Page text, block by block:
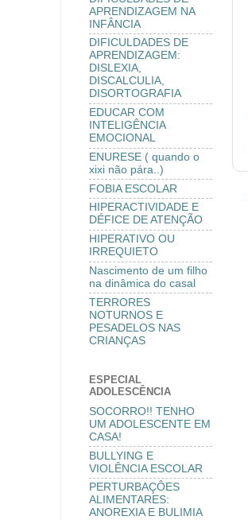
APRENDIZAGEM NA
INFÂNCIA
DIFICULDADES DE
APRENDIZAGEM:
DISLEXIA,
DISCALCULIA,
DISORTOGRAFIA
EDUCAR COM
INTELIGÊNCIA
EMOCIONAL
ENURESE ( quando o
xixi não pára..)
FOBIA ESCOLAR
HIPERACTIVIDADE E
DÉFICE DE ATENÇÃO
HIPERATIVO OU
IRREQUIETO
Nascimento de um filho
na dinâmica do casal
TERRORES
NOTURNOS E
PESADELOS NAS
CRIANÇAS
ESPECIAL
ADOLESCÊNCIA
SOCORRO!! TENHO
UM ADOLESCENTE EM
CASA!
BULLYING E
VIOLÊNCIA ESCOLAR
PERTURBAÇÔES
ALIMENTARES:
ANOREXIA E BULIMIA